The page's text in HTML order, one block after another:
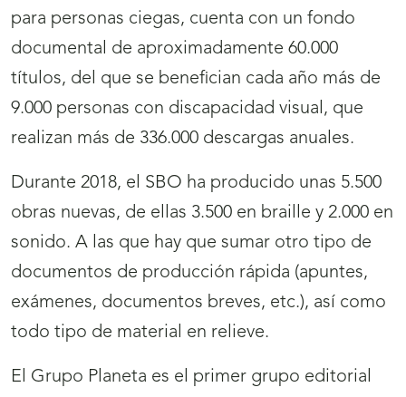
para personas ciegas, cuenta con un fondo
documental de aproximadamente 60.000
títulos, del que se benefician cada año más de
9.000 personas con discapacidad visual, que
realizan más de 336.000 descargas anuales.
Durante 2018, el SBO ha producido unas 5.500
obras nuevas, de ellas 3.500 en braille y 2.000 en
sonido. A las que hay que sumar otro tipo de
documentos de producción rápida (apuntes,
exámenes, documentos breves, etc.), así como
todo tipo de material en relieve.
El Grupo Planeta es el primer grupo editorial